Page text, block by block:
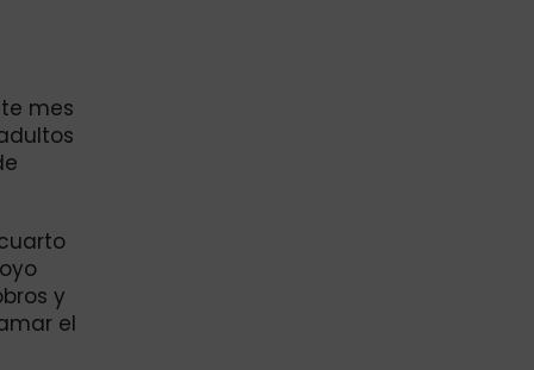
mes
y
el